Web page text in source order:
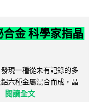
金 科學家指晶
現一種從未有記錄的多
六種金屬混合而成，晶
閱讀全文